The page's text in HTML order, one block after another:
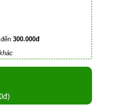
300.000đ